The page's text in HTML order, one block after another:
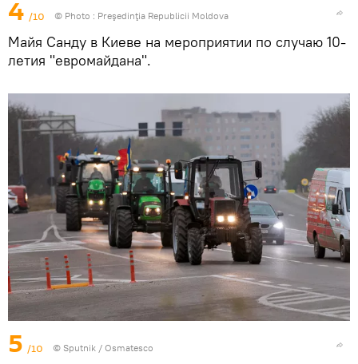
4 /10 © Photo : Preşedinţia Republicii Moldova
Майя Санду в Киеве на мероприятии по случаю 10-
летия "евромайдана".
5 /10 © Sputnik / Osmatesco